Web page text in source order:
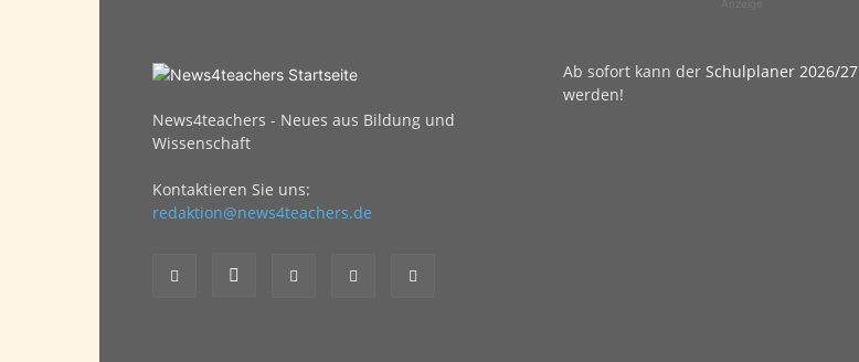
News4teachers - Neues aus Bildung und
Wissenschaft
Kontaktieren Sie uns:
redaktion@news4teachers.de
Ab sofort kann der Schulplaner 2026/27
werden!